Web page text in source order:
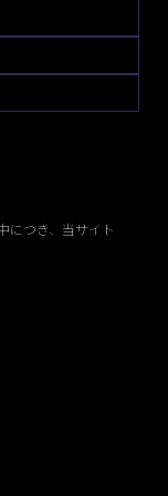
につき、当サイト